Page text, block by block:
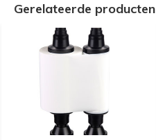
Gerelateerde producten